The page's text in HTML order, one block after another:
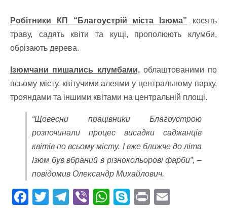
Робітники КП “Благоустрій міста Ізюма” косять
траву, садять квіти та кущі, прополюють клумби,
обрізають дерева.
Ізюмчани пишались клумбами,облаштованими по
всьому місту, квітучими алеями у центральному парку,
трояндами та іншими квітами на центральній площі.
“Щовесни працівники Благоустрою
розпочинали процес висадки саджанців
квітів по всьому місту. І вже ближче до літа
Ізюм був вбраний в різнокольорові фарби”, –
повідомив Олександр Михайлович.
F T T Vi W S Pr